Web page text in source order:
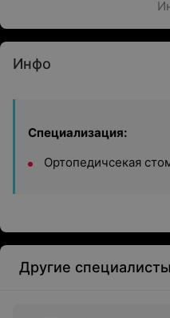
Инфо
Специализация:
Ортопедичсекая
Другие специалисты